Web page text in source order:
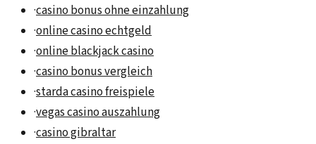
·casino bonus ohne einzahlung
·online casino echtgeld
·online blackjack casino
·casino bonus vergleich
·starda casino freispiele
·vegas casino auszahlung
·casino gibraltar